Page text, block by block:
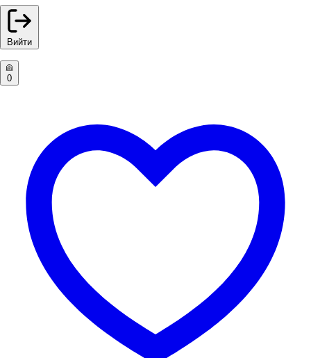
Вийти
0